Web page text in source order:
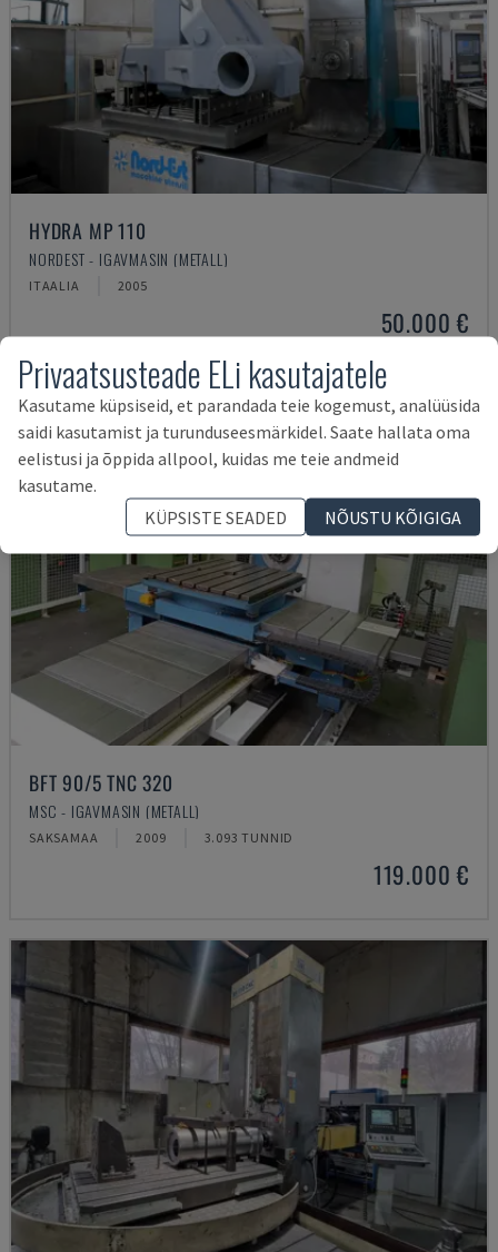
HYDRA MP 110
NORDEST - IGAVMASIN (METALL)
ITAALIA 2005
50.000 €
BFT 90/5 TNC 320
MSC - IGAVMASIN (METALL)
SAKSAMAA 2009 3.093 TUNNID
119.000 €
Privaatsusteade ELi kasutajatele
Kasutame küpsiseid, et parandada teie kogemust, analüüsida
saidi kasutamist ja turunduseesmärkidel. Saate hallata oma
eelistusi ja õppida allpool, kuidas me teie andmeid
kasutame.
KÜPSISTE SEADED
NÕUSTU KÕIGIGA